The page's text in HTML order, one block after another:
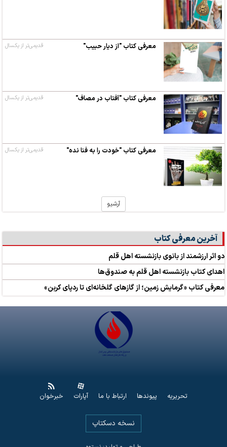
معرفی کتاب "از دیار حبیب" قدیمی‌تر از یکسال
معرفی کتاب "آفتاب در مصاف" قدیمی‌تر از یکسال
معرفی کتاب "خودت را به فنا نده" قدیمی‌تر از یکسال
آرشیو
آخرین معرفی کتاب
دو اثر ارزشمند از بانوی بازنشسته اهل قلم
اهدای کتاب بازنشسته اهل قلم به صندوق‌ها
معرفی کتاب «گرمایش زمین؛ از گازهای گلخانه‌ای تا ردپای کربن»
تحریریه پیوندها ارتباط با ما آپارات خبرخوان
نسخه دسکتاپ